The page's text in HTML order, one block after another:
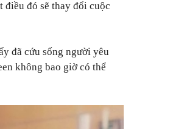
đó sẽ thay đổi cuộc
đã cứu sống người yêu
không bao giờ có thể